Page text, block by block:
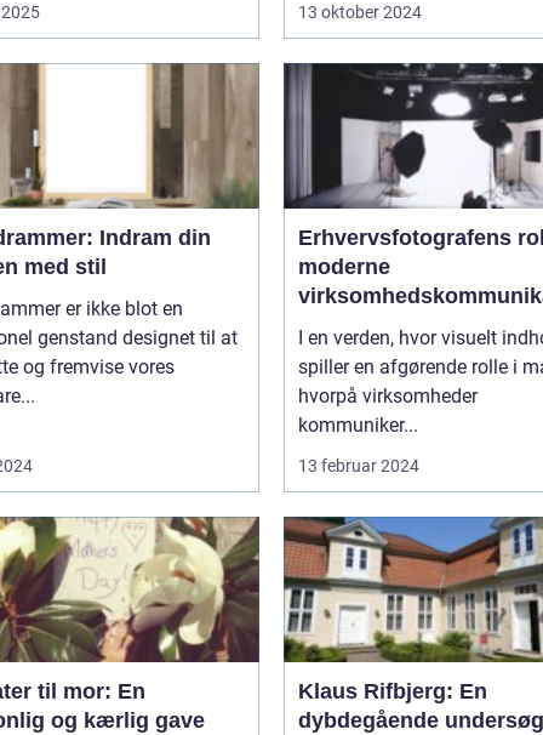
13 oktober 2024
Indram din
med stil
er ikke blot en
genstand designet til at
og fremvise vores
Erhvervsfotografens
moderne
I en verden, hvor visuelt
spiller en afgørende rolle i
hvorpå virksomheder
kommuniker...
13 februar 2024
til mor: En
og kærlig gave
Klaus Rifbjerg: En
dybdegående